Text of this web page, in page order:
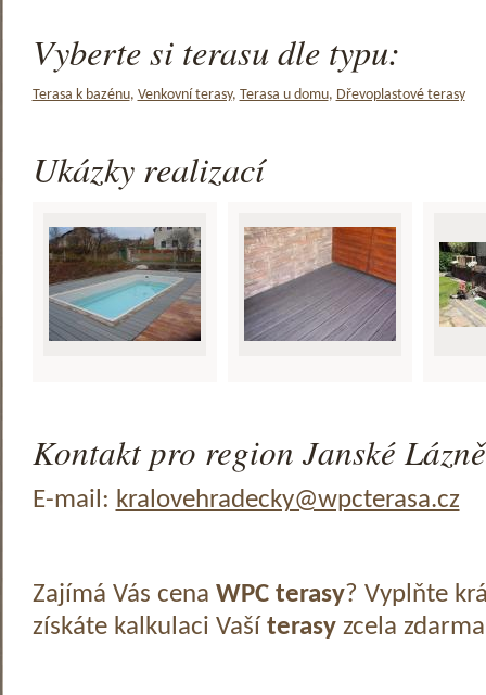
Vyberte si terasu dle typu:
Terasa k bazénu, Venkovní terasy, Terasa u domu, Dřevoplastové terasy
Ukázky realizací
Kontakt pro region Janské
E-mail: kralovehradecky@wpcterasa.cz
Zajímá Vás cena WPC terasy? Vyplňte
získáte kalkulaci Vaší terasyzcela